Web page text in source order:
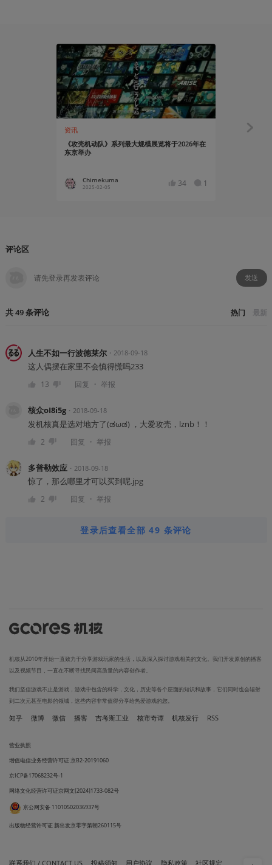
资讯
《攻壳机动队》系列最大规模展览将于2026年在
东京举办
Chimekuma
2025-02-05 34 1
玩出花儿来
评论区
发送
共49条评论 热门 最新
人生不如一行波德莱尔・ 2018-09-18
这人偶摆在家里不会慎得慌吗233
13 回复 ・ 举报
核众oI8i5g・ 2018-09-18
发机核真是选对地方了(ಡωಡ) ，大爱攻壳，lznb！！
2 回复 ・ 举报
多普勒效应・ 2018-09-18
惊了，那么哪里才可以买到呢.jpg
2 回复 ・ 举报
登录后查看全部 49 条评论
机核从2010年开始一直致力于分享游戏玩家的生活，以及深入探讨游戏相关的文化。我们开发原创的播客
以及视频节目，一直在不断寻找民间高质量的内容创作者。
我们坚信游戏不止是游戏，游戏中包含的科学，文化，历史等各个层面的知识和故事，它们同时也会辐射
到二次元甚至电影的领域，这些内容非常值得分享给热爱游戏的您。
知乎 微博 微信 播客 吉考斯工业 核市奇谭 机核发行 RSS
营业执照
增值电信业务经营许可证 京B2-20191060
京ICP备17068232号-1
网络文化经营许可证京网文[2024]1733-082号
京公网安备 11010502036937号
出版物经营许可证 新出发京零字第朝260115号
联系我们 / CONTACT US 投稿须知 用户协议 隐私政策 社区规定